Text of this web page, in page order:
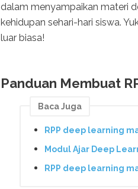
dalam menyampaikan materi
kehidupan sehari-hari siswa.
luar biasa!
Panduan Membuat
Baca Juga
RPP deep learning
Modul Ajar Deep
RPP deep learning